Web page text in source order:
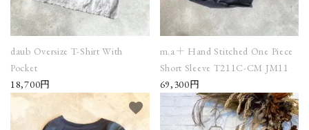
daub Oversize T-Shirt With
Pocket
18,700円
m.a＋ Hand Stitched One Piece
Short Sleeve T211C-CM JM11
69,300円
favorite favorite